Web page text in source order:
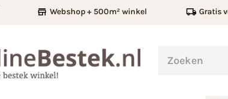
Webshop + 500m² winkel Gratis